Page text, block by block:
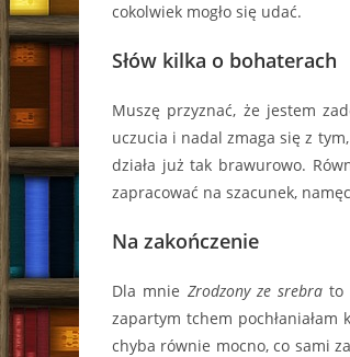
cokolwiek mogło się udać.
Słów kilka o bohaterach
Muszę przyznać, że jestem
uczucia i nadal zmaga się z
działa już tak brawurowo.
zapracować na szacunek,
Na zakończenie
Dla mnie Zrodzony ze srebra to
zapartym tchem pochłaniałam
chyba równie mocno, co sami